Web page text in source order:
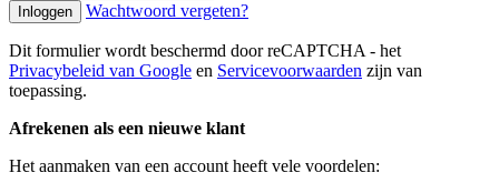
Inloggen Wachtwoord vergeten?
Dit formulier wordt beschermd door reCAPTCHA - het
Privacybeleid van Google en Servicevoorwaarden zijn van
toepassing.
Afrekenen als een nieuwe klant
Het aanmaken van een account heeft vele voordelen: